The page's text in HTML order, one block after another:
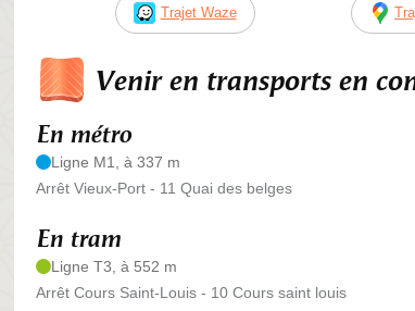
Trajet Waze
Venir en transports en
En métro
Ligne M1, à 337 m
Arrêt Vieux-Port - 11 Quai des belges
En tram
Ligne T3, à 552 m
Arrêt Cours Saint-Louis - 10 Cours saint louis